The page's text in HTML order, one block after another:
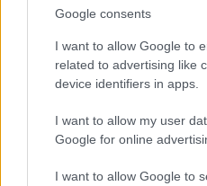
Google consents
I want to allow Google to
related to advertising like
device identifiers in apps.
I want to allow my user
Google for online
I want to allow Google to
et nyert, egyet
fejezett be.